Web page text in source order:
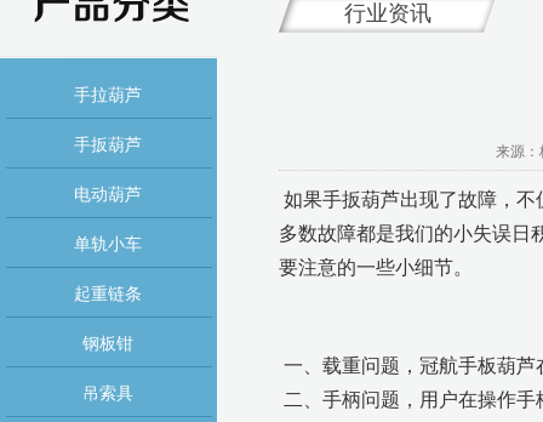
手拉葫芦
手扳葫芦
电动葫芦
单轨小车
起重链条
钢板钳
吊索具
行业资讯
来源：
如果手扳葫芦出现了故障，
多数故障都是我们的小失误日
要注意的一些小细节。
一、载重问题，冠航手板葫
二、手柄问题，用户在操作